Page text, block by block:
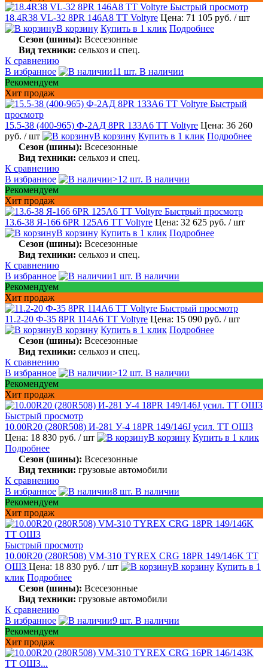
Быстрый просмотр
18.4R38 VL-32 8PR 146А8 TT Voltyre Цена: 71 105 руб. / шт
В корзину Купить в 1 клик Подробнее
Сезон (шины): Всесезонные
Вид техники: сельхоз и спец.
К сравнению
В избранное
11 шт. В наличии
Рекомендуем
Хит продаж
Быстрый
просмотр
15.5-38 (400-965) Ф-2АД 8PR 133A6 TT Voltyre Цена: 36 260
руб. / шт В корзину Купить в 1 клик Подробнее
Сезон (шины): Всесезонные
Вид техники: сельхоз и спец.
К сравнению
В избранное
>12 шт. В наличии
Рекомендуем
Хит продаж
Быстрый просмотр
13.6-38 Я-166 6PR 125A6 TT Voltyre Цена: 32 625 руб. / шт
В корзину Купить в 1 клик Подробнее
Сезон (шины): Всесезонные
Вид техники: сельхоз и спец.
К сравнению
В избранное
1 шт. В наличии
Рекомендуем
Хит продаж
Быстрый просмотр
11.2-20 Ф-35 8PR 114A6 TT Voltyre Цена: 15 090 руб. / шт
В корзину Купить в 1 клик Подробнее
Сезон (шины): Всесезонные
Вид техники: сельхоз и спец.
К сравнению
В избранное
>12 шт. В наличии
Рекомендуем
Хит продаж
Быстрый просмотр
10.00R20 (280R508) И-281 У-4 18PR 149/146J усил. TT ОШЗ
Цена: 18 830 руб. / шт В корзину Купить в 1 клик
Подробнее
Сезон (шины): Всесезонные
Вид техники: грузовые автомобили
К сравнению
В избранное
8 шт. В наличии
Рекомендуем
Хит продаж
Быстрый просмотр
10.00R20 (280R508) VM-310 TYREX CRG 18PR 149/146K TT
ОШЗ Цена: 18 830 руб. / шт В корзину Купить в 1
клик Подробнее
Сезон (шины): Всесезонные
Вид техники: грузовые автомобили
К сравнению
В избранное
9 шт. В наличии
Рекомендуем
Хит продаж